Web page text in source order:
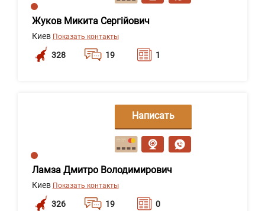
Жуков Микита Сергійович
Киев Показать контакты
328 19 1
Ламза Дмитро Володимирович
Киев Показать контакты
326 19 0
Написать
сообщение